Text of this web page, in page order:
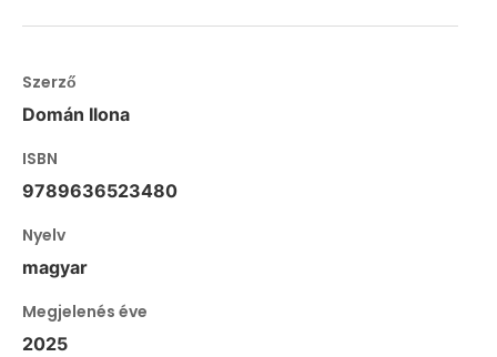
Szerző
Domán Ilona
ISBN
9789636523480
Nyelv
magyar
Megjelenés éve
2025